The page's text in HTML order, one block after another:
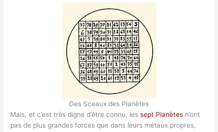
Des Sceaux des Planètes
Mais, et c’est très digne d’être connu, lessept Planètes n’ont
pas de plus grandes forces que dans leurs métaux propres,